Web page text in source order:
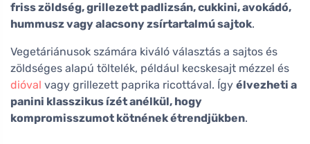
friss zöldség, grillezett padlizsán, cukkini, avokádó,
hummusz vagy alacsony zsírtartalmú sajtok.
Vegetáriánusok számára kiváló választás a sajtos és
zöldséges alapú töltelék, például kecskesajt mézzel és
dióval vagy grillezett paprika ricottával. Így élvezheti a
panini klasszikus ízét anélkül, hogy
kompromisszumot kötnének étrendjükben.